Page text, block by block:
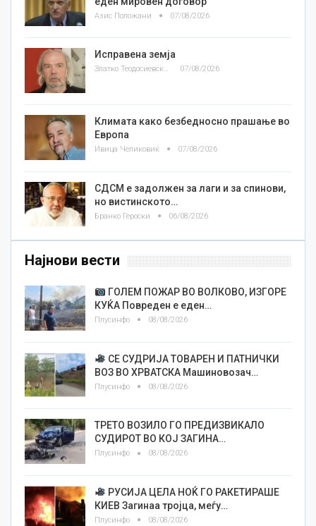
Азис Положани 07/08/2026
Исправена земја
Златко Теодосиевски 07/08/2026
Климата како безбедносно прашање во
Европа
Ивица Челиковиќ 07/08/2026
СДСМ е задолжен за лаги и за спинови,
но вистинското…
Бранко Героски 06/08/2026
Најнови вести
ГОЛЕМ ПОЖАР ВО ВОЛКОВО, ИЗГОРЕ
КУЌА Повреден е еден…
Плусинфо 08/08/2026
СЕ СУДРИЈА ТОВАРЕН И ПАТНИЧКИ
ВОЗ ВО ХРВАТСКА Машиновозач…
Плусинфо 08/08/2026
ТРЕТО ВОЗИЛО ГО ПРЕДИЗВИКАЛО
СУДИРОТ ВО КОЈ ЗАГИНА…
Плусинфо 08/08/2026
РУСИЈА ЦЕЛА НОЌ ГО РАКЕТИРАШЕ
КИЕВ Загинаа тројца, меѓу…
Плусинфо 08/08/2026